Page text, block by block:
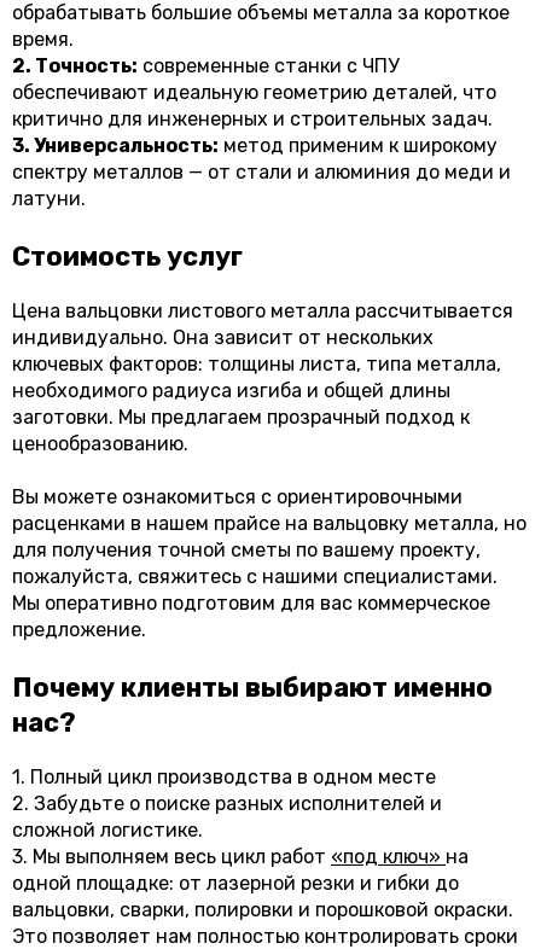
обрабатывать большие объемы металла за короткое
время.
2. Точность: современные станки с ЧПУ
обеспечивают идеальную геометрию деталей, что
критично для инженерных и строительных задач.
3. Универсальность: метод применим к широкому
спектру металлов — от стали и алюминия до меди и
латуни.
Стоимость услуг
Цена вальцовки листового металла рассчитывается
индивидуально. Она зависит от нескольких
ключевых факторов: толщины листа, типа металла,
необходимого радиуса изгиба и общей длины
заготовки. Мы предлагаем прозрачный подход к
ценообразованию.
Вы можете ознакомиться с ориентировочными
расценками в нашем прайсе на вальцовку металла, но
для получения точной сметы по вашему проекту,
пожалуйста, свяжитесь с нашими специалистами.
Мы оперативно подготовим для вас коммерческое
предложение.
Почему клиенты выбирают именно
нас?
1. Полный цикл производства в одном месте
2. Забудьте о поиске разных исполнителей и
сложной логистике.
3. Мы выполняем весь цикл работ «под ключ» на
одной площадке: от лазерной резки и гибки до
вальцовки, сварки, полировки и порошковой окраски.
Это позволяет нам полностью контролировать сроки